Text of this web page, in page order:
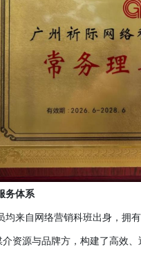
务体系
均来自网络营销科班出身，拥
资源与品牌方，构建了高效